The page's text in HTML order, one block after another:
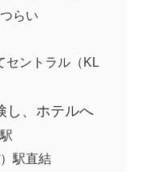
らい
セントラル（KL
し、ホテルへ
駅直結